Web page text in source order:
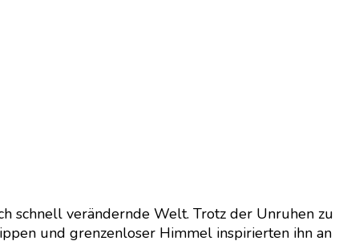
schnell verändernde Welt. Trotz der Unruhen zu
und grenzenloser Himmel inspirierten ihn an